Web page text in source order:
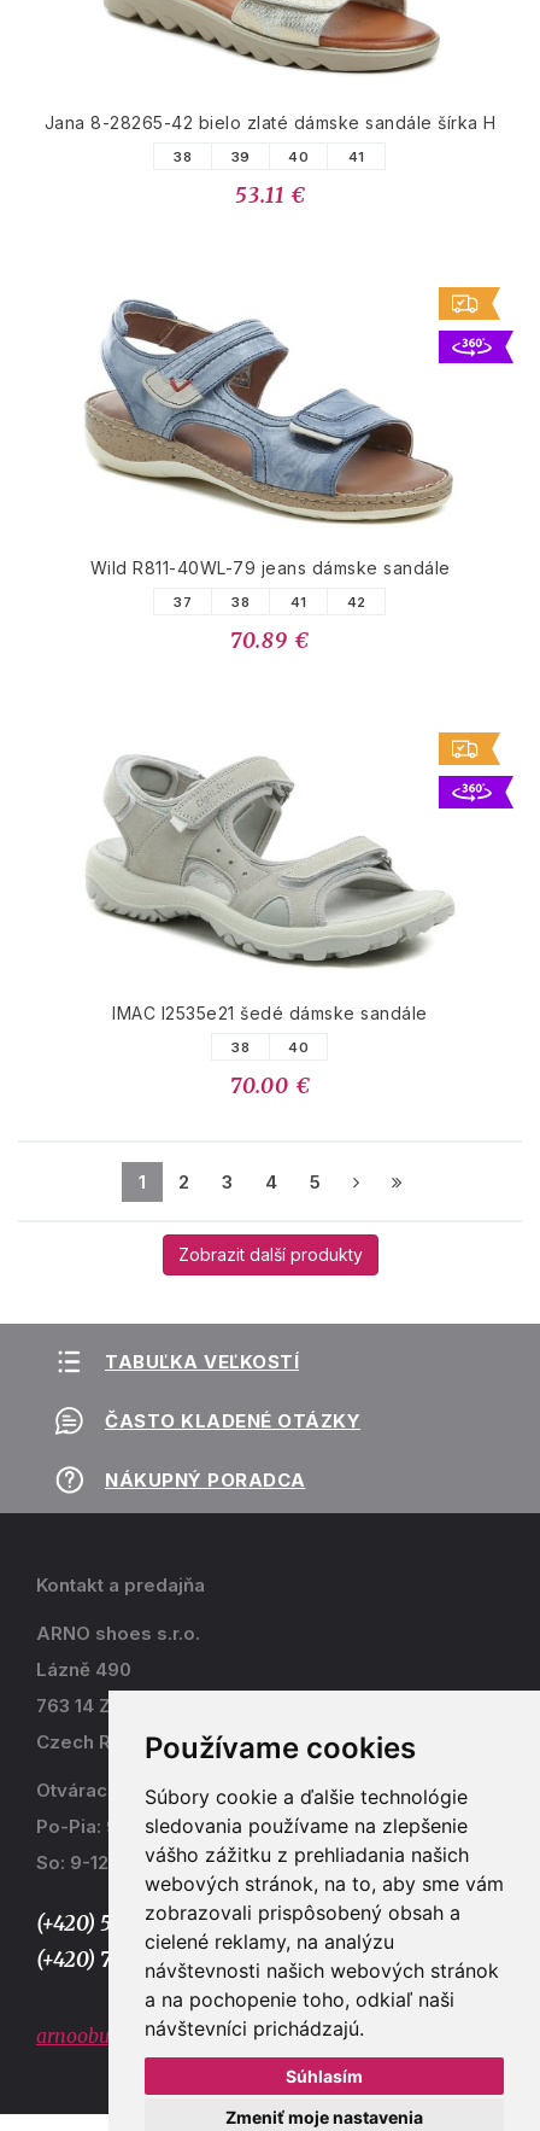
Používame cookies
Súbory cookie a ďalšie technológie
sledovania používame na zlepšenie
vášho zážitku z prehliadania našich
webových stránok, na to, aby sme vám
zobrazovali prispôsobený obsah a
cielené reklamy, na analýzu
návštevnosti našich webových stránok
a na pochopenie toho, odkiaľ naši
návštevníci prichádzajú.
Súhlasím
Zmeniť moje nastavenia
Jana 8-28265-42 bielo zlaté dámske sandále šírka H
38 39 40 41
53.11 €
Wild R811-40WL-79 jeans dámske sandále
37 38 41 42
70.89 €
IMAC I2535e21 šedé dámske sandále
38 40
70.00 €
1 2 3 4 5
Zobrazit další produkty
TABUĽKA VEĽKOSTÍ
ČASTO KLADENÉ OTÁZKY
NÁKUPNÝ PORADCA
Kontakt a predajňa
ARNO shoes s.r.o.
Lázně 490
763 14 Zlín - Kostelec
Czech Republic
Otváracia doba
Po-Pia: 9-17
So: 9-12
(+420) 577 915 036,
(+420) 773 667 390
arnoobuv@gmail.com